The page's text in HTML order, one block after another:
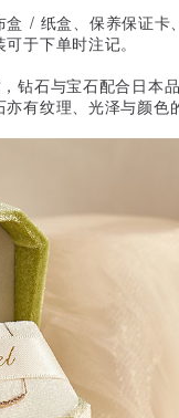
盒 / 纸盒、保养保证
于下单时注记。
钻石与宝石配合日本
有纹理、光泽与颜色